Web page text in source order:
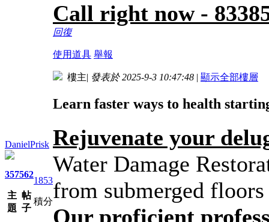
Call right now -
回復
使用道具 舉報
DanielPrisk
357
主
題
562
帖
子
1853
積分
樓主| 發表於 2025-9-3 10:47:48 | 顯示全部樓層
Learn faster ways to health
Rejuvenate your
Water Damage
from submerged
Our proficient